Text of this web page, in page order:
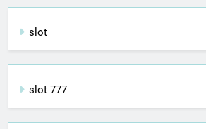
slot
slot 777